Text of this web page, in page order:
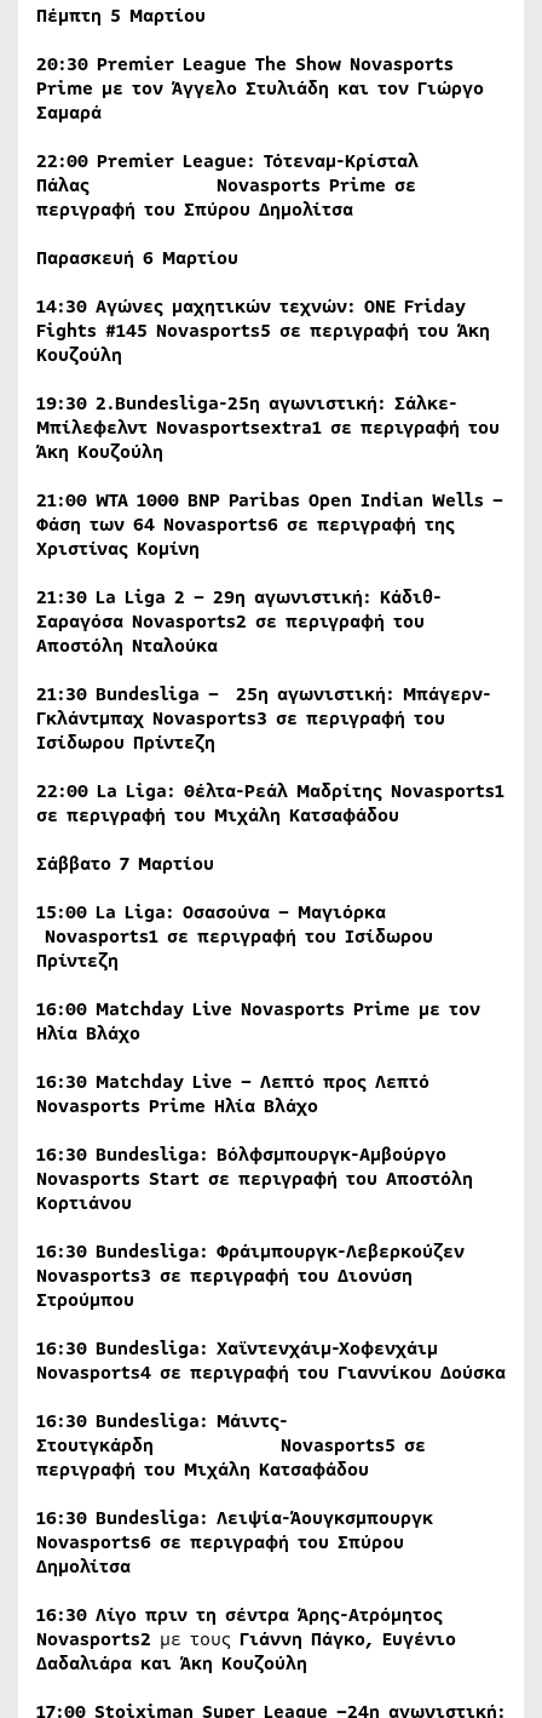
Πέμπτη 5 Μαρτίου
20:30 Premier League The Show Novasports
Prime με τον Άγγελο Στυλιάδη και τον Γιώργο
Σαμαρά
22:00 Premier League: Τότεναμ-Κρίσταλ
Πάλας Novasports Prime σε
περιγραφή του Σπύρου Δημολίτσα
Παρασκευή 6 Μαρτίου
14:30 Αγώνες μαχητικών τεχνών: ONE Friday
Fights #145 Novasports5 σε περιγραφή του Άκη
Κουζούλη
19:30 2.Bundesliga-25η αγωνιστική: Σάλκε-
Μπίλεφελντ Novasportsextra1 σε περιγραφή του
Άκη Κουζούλη
21:00 WTA 1000 BNP Paribas Open Indian Wells –
Φάση των 64 Novasports6 σε περιγραφή της
Χριστίνας Κομίνη
21:30 La Liga 2 – 29η αγωνιστική: Κάδιθ-
Σαραγόσα Novasports2 σε περιγραφή του
Αποστόλη Νταλούκα
21:30 Bundesliga – 25η αγωνιστική: Μπάγερν-
Γκλάντμπαχ Novasports3 σε περιγραφή του
Ισίδωρου Πρίντεζη
22:00 La Liga: Θέλτα-Ρεάλ Μαδρίτης Novasports1
σε περιγραφή του Μιχάλη Κατσαφάδου
Σάββατο 7 Μαρτίου
15:00 La Liga: Οσασούνα – Μαγιόρκα
Novasports1 σε περιγραφή του Ισίδωρου
Πρίντεζη
16:00 Matchday Live Novasports Prime με τον
Ηλία Βλάχο
16:30 Matchday Live – Λεπτό προς Λεπτό
Novasports Prime Ηλία Βλάχο
16:30 Bundesliga: Βόλφσμπουργκ-Αμβούργο
Novasports Start σε περιγραφή του Αποστόλη
Κορτιάνου
16:30 Bundesliga: Φράιμπουργκ-Λεβερκούζεν
Novasports3 σε περιγραφή του Διονύση
Στρούμπου
16:30 Bundesliga: Χαϊντενχάιμ-Χοφενχάιμ
Novasports4 σε περιγραφή του Γιαννίκου Δούσκα
16:30 Bundesliga: Μάιντς-
Στουτγκάρδη Novasports5 σε
περιγραφή του Μιχάλη Κατσαφάδου
16:30 Bundesliga: Λειψία-Άουγκσμπουργκ
Novasports6 σε περιγραφή του Σπύρου
Δημολίτσα
16:30 Λίγο πριν τη σέντρα Άρης-Ατρόμητος
Novasports2 με τους Γιάννη Πάγκο, Ευγένιο
Δαδαλιάρα και Άκη Κουζούλη
17:00 Stoiximan Super League –24η αγωνιστική: